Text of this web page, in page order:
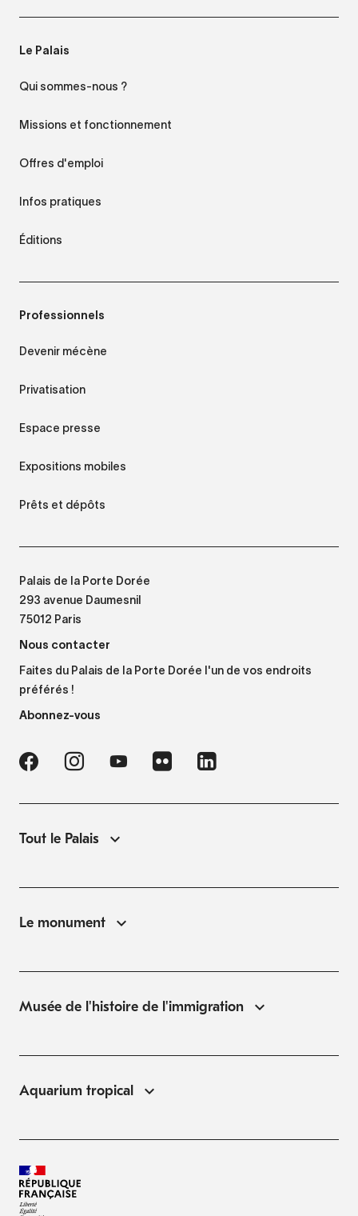
Le Palais
Qui sommes-nous ?
Missions et fonctionnement
Offres d'emploi
Infos pratiques
Éditions
Professionnels
Devenir mécène
Privatisation
Espace presse
Expositions mobiles
Prêts et dépôts
Palais de la Porte Dorée
293 avenue Daumesnil
75012 Paris
Nous contacter
Faites du Palais de la Porte Dorée l'un de vos endroits
préférés !
Abonnez-vous
Tout le Palais
Le monument
Musée de l'histoire de l'immigration
Aquarium tropical